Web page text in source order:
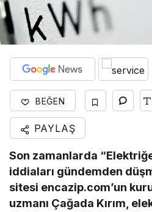
BEĞEN
PAYLAŞ
Son zamanlarda
iddiaları gündemden
sitesi encazip.com’un
uzmanı Çağada Kırım,